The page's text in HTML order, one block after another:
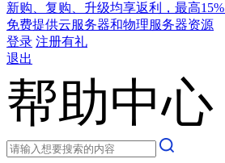
新购、复购、升级均享返利，最高15%
免费提供云服务器和物理服务器资源
登录 注册有礼
退出
帮助中心